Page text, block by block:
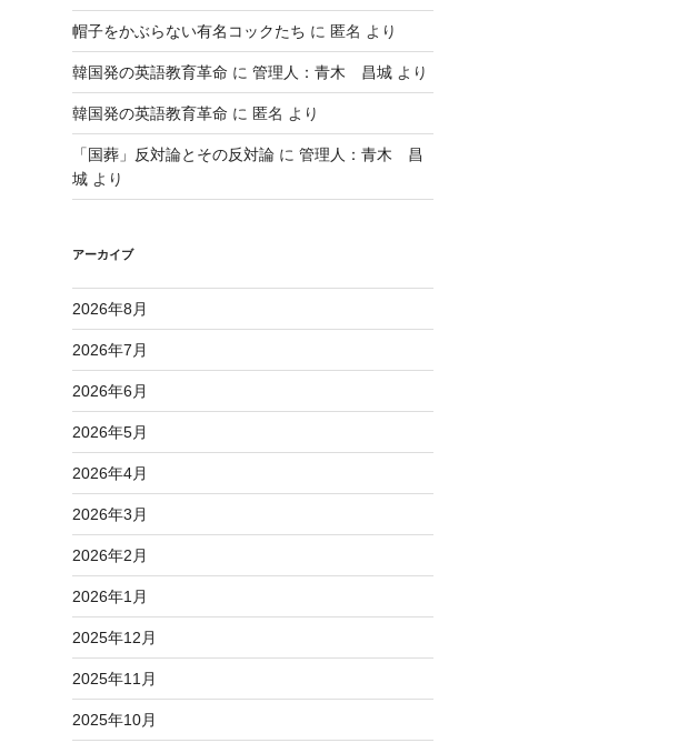
帽子をかぶらない有名コックたち に 匿名 より
韓国発の英語教育革命 に 管理人：青木 昌城より
韓国発の英語教育革命 に 匿名 より
「国葬」反対論とその反対論に 管理人：青木 昌
城より
アーカイブ
2026年8月
2026年7月
2026年6月
2026年5月
2026年4月
2026年3月
2026年2月
2026年1月
2025年12月
2025年11月
2025年10月